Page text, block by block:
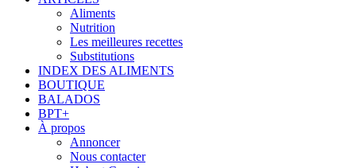
Aliments
Nutrition
Les meilleures recettes
Substitutions
INDEX DES ALIMENTS
BOUTIQUE
BALADOS
BPT+
À propos
Annoncer
Nous contacter